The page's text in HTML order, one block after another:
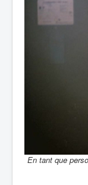
En tant que